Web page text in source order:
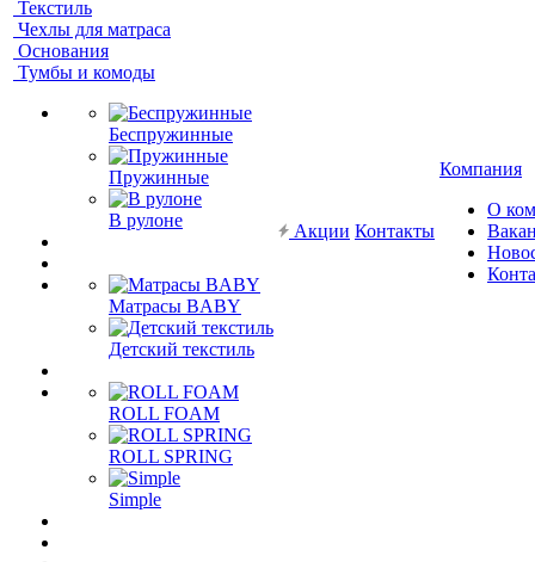
Текстиль
Чехлы для матраса
Основания
Тумбы и комоды
Беспружинные
Пружинные
В рулоне
Матрасы BABY
Детский текстиль
ROLL FOAM
ROLL SPRING
Simple
Акции Контакты
Компания
О